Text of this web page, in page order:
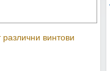
винтови